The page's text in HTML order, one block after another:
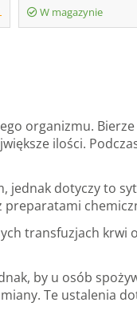
W magazynie
organizmu.
ilości.
jednak dotyczy to
preparatami
transfuzjach krwi
by u osób
Te ustalenia